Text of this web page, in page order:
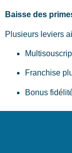
Baisse des
Plusieurs leviers
Franchise
Bonus